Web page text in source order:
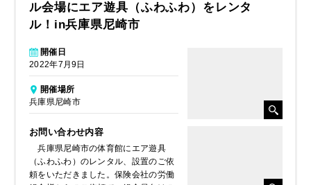
ル会場にエア遊具（ふわふわ）をレンタ
ル！in兵庫県尼崎市
開催日
2022年7月9日
開催場所
兵庫県尼崎市
お問い合わせ内容
兵庫県尼崎市の体育館にエア遊具
（ふわふわ）のレンタル、設置のご依
頼をいただきました。保険会社の労働